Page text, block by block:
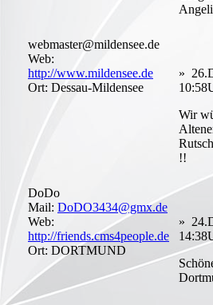
webmaster@mildensee.de
Web:
http://www.mildensee.de
Ort: Dessau-Mildensee
»
Wir
!!
DoDo
Mail: DoDO3434@gmx.de
Web:
http://friends.cms4people.de
Ort: DORTMUND
»